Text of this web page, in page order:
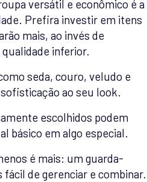
versátil e econômico é a
Prefira investir em itens
mais, ao invés de
inferior.
seda, couro, veludo e
ao seu look.
escolhidos podem
básico em algo especial.
é mais: um guarda-
fácil de gerenciar e combinar.